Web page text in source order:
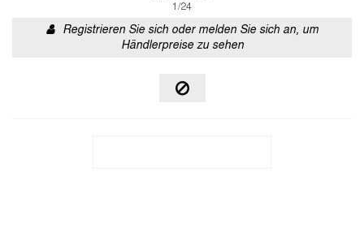
1/24
Registrieren Sie sich oder melden Sie sich an, um
Händlerpreise zu sehen